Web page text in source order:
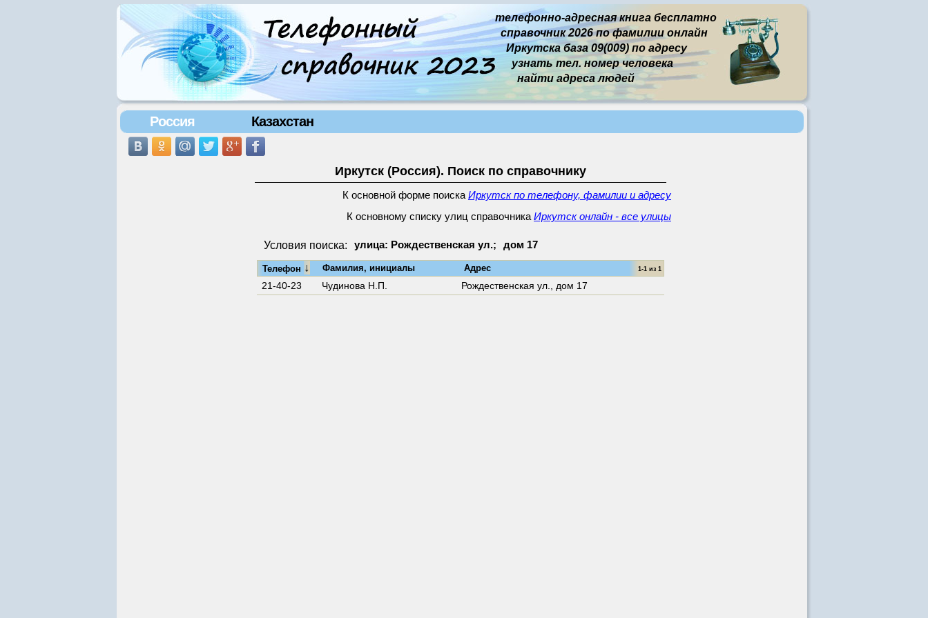
телефонно-адресная книга бесплатно
справочник 2026 по фамилии онлайн
Иркутска база 09(009) по адресу
узнать тел. номер человека
найти адреса людей
Россия Казахстан
Иркутск (Россия). Поиск по справочнику
К основной форме поиска Иркутск по телефону, фамилии и адресу
К основному списку улиц справочника Иркутск онлайн - все улицы
Условия поиска: улица: Рождественская ул.; дом 17
Телефон ↓ Фамилия, инициалы Адрес 1-1 из 1
21-40-23 Чудинова Н.П. Рождественская ул., дом 17